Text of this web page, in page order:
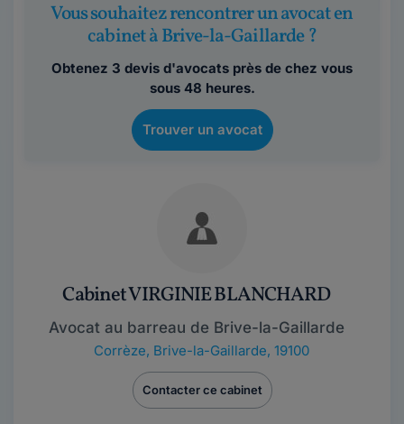
Vous souhaitez rencontrer un avocat en
cabinet à Brive-la-Gaillarde ?
Obtenez 3 devis d'avocats près de chez vous
sous 48 heures.
Trouver un avocat
Cabinet VIRGINIE BLANCHARD
Avocat au barreau de Brive-la-Gaillarde
Corrèze, Brive-la-Gaillarde, 19100
Contacter ce cabinet